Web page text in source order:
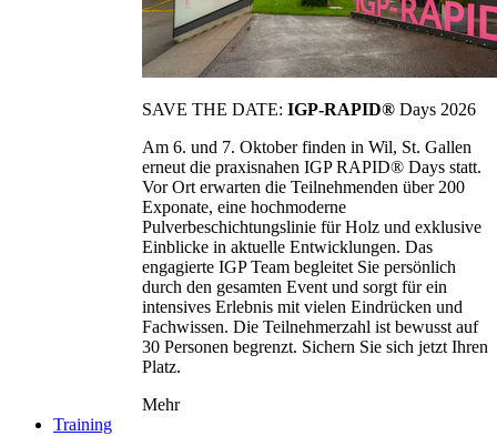
SAVE THE DATE: IGP-RAPID® Days 2026
Am 6. und 7. Oktober finden in Wil, St. Gallen
erneut die praxisnahen IGP RAPID® Days statt.
Vor Ort erwarten die Teilnehmenden über 200
Exponate, eine hochmoderne
Pulverbeschichtungslinie für Holz und exklusive
Einblicke in aktuelle Entwicklungen. Das
engagierte IGP Team begleitet Sie persönlich
durch den gesamten Event und sorgt für ein
intensives Erlebnis mit vielen Eindrücken und
Fachwissen. Die Teilnehmerzahl ist bewusst auf
30 Personen begrenzt. Sichern Sie sich jetzt Ihren
Platz.
Mehr
Training